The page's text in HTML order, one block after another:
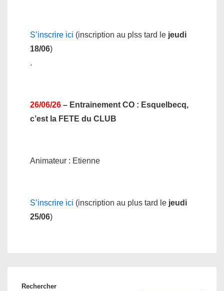
S’inscrire ici (inscription au plss tard le jeudi
18/06)
.
26/06/26 – Entrainement CO : Esquelbecq,
c’est la FETE du CLUB
Animateur : Etienne
S’inscrire ici (inscription au plus tard le jeudi
25/06)
Rechercher